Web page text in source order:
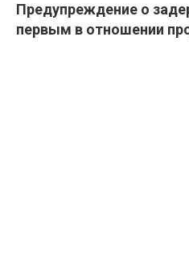
Предупреждение о
первым в отношении